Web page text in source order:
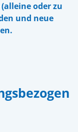
oder zu
und neue